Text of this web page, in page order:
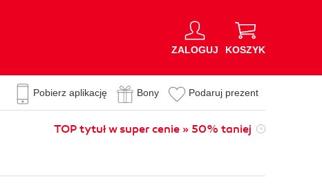
ZALOGUJ KOSZYK
Pobierz aplikację Bony Podaruj prezent
TOP tytuł w super cenie » 50% taniej